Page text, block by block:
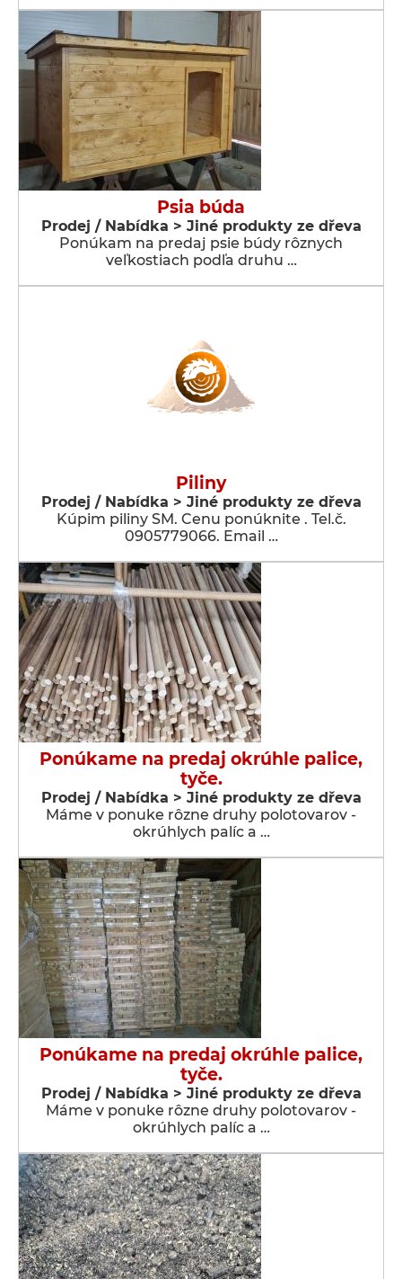
Psia búda
Prodej / Nabídka > Jiné produkty ze dřeva
Ponúkam na predaj psie búdy rôznych
veľkostiach podľa druhu …
Piliny
Prodej / Nabídka > Jiné produkty ze dřeva
Kúpim piliny SM. Cenu ponúknite . Tel.č.
0905779066. Email …
Ponúkame na predaj okrúhle palice,
tyče.
Prodej / Nabídka > Jiné produkty ze dřeva
Máme v ponuke rôzne druhy polotovarov -
okrúhlych palíc a …
Ponúkame na predaj okrúhle palice,
tyče.
Prodej / Nabídka > Jiné produkty ze dřeva
Máme v ponuke rôzne druhy polotovarov -
okrúhlych palíc a …